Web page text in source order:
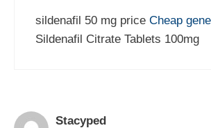
sildenafil 50 mg price Cheap
Sildenafil Citrate Tablets 100mg
Stacyped